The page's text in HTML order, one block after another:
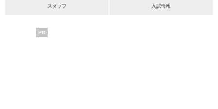
スタッフ 入試情報
PR